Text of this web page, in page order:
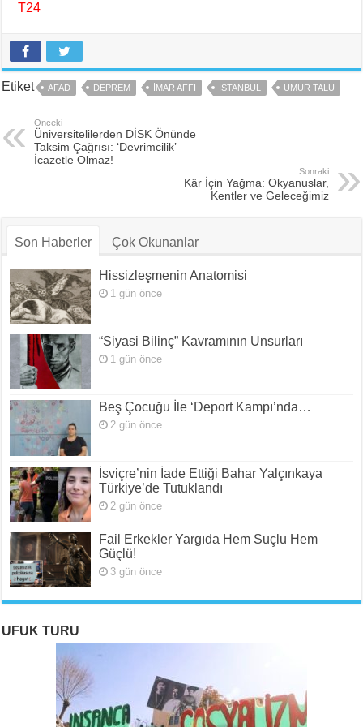
T24
Etiket AFAD DEPREM IMAR AFFI ISTANBUL UMUR TALU
Önceki
Üniversitelilerden DİSK Önünde
Taksim Çağrısı: ‘Devrimcilik’
İcazetle Olmaz!
Sonraki
Kâr İçin Yağma: Okyanuslar,
Kentler ve Geleceğimiz
Son Haberler Çok Okunanlar
Hissizleşmenin Anatomisi
1 gün önce
“Siyasi Bilinç” Kavramının Unsurları
1 gün önce
Beş Çocuğu İle ‘Deport Kampı’nda…
2 gün önce
İsviçre’nin İade Ettiği Bahar Yalçınkaya
Türkiye’de Tutuklandı
2 gün önce
Fail Erkekler Yargıda Hem Suçlu Hem
Güçlü!
3 gün önce
UFUK TURU